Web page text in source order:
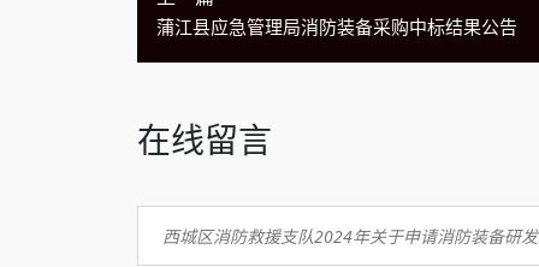
蒲江县应急管理局消防装备采购中标结果公告
在线留言